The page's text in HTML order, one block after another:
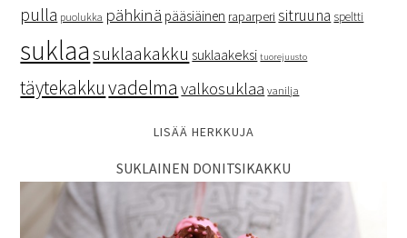
pulla puolukka pähkinä pääsiäinen raparperi sitruuna speltti
suklaa suklaakakku suklaakeksi tuorejuusto
täytekakkuvadelma valkosuklaa vanilja
LISÄÄ HERKKUJA
SUKLAINEN DONITSIKAKKU